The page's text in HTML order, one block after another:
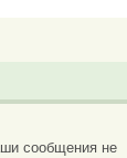
сообщения не